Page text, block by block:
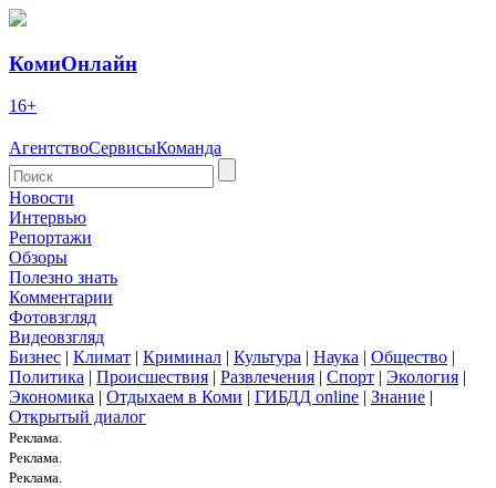
КомиОнлайн
16+
АгентствоСервисыКоманда
Новости
Интервью
Репортажи
Обзоры
Полезно знать
Комментарии
Фотовзгляд
Видеовзгляд
Бизнес | Климат | Криминал | Культура | Наука | Общество |
Политика | Происшествия | Развлечения | Спорт | Экология |
Экономика | Отдыхаем в Коми | ГИБДД online | Знание |
Открытый диалог
Реклама.
Реклама.
Реклама.